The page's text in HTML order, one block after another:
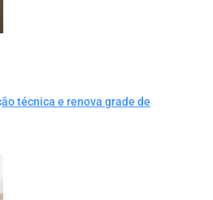
técnica e renova grade de